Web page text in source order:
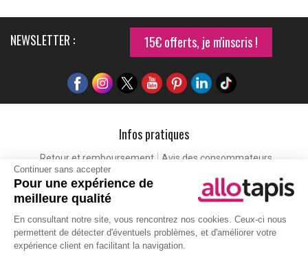
Continuer sans accepter
Pour une expérience de
meilleure qualité
En consultant notre site, vous rencontrez nos cookies. Ceux-ci nous
permettent de détecter d'éventuels problèmes, et d'améliorer votre
expérience client en facilitant la navigation.
NEWSLETTER : 15€ offerts, je m'inscris !
Infos pratiques
Retour et remboursement
Avis des consommateurs
Tapis et paillasson personnalisé
Labels de qualité
Eco-participation
Vos avantages
Cartes cadeaux
Aide